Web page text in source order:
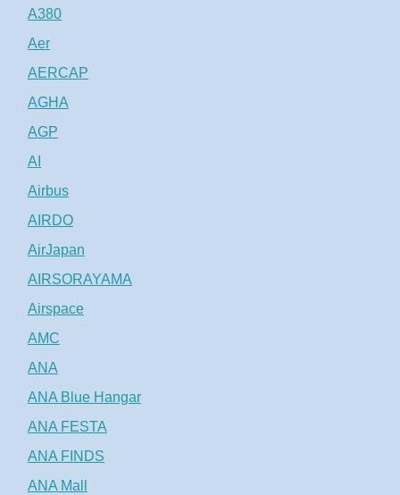
A380
Aer
AERCAP
AGHA
AGP
AI
Airbus
AIRDO
AirJapan
AIRSORAYAMA
Airspace
AMC
ANA
ANA Blue Hangar
ANA FESTA
ANA FINDS
ANA Mall